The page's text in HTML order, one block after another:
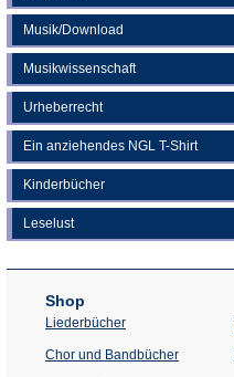
Musik/Download
Musikwissenschaft
Urheberrecht
Ein anziehendes NGL T-Shirt
Kinderbücher
Leselust
Shop
Liederbücher
Chor und Bandbücher